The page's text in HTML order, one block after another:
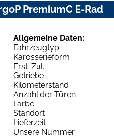
PremiumC E-Rad
Allgemeine Daten:
Fahrzeugtyp
Karosserieform
Erst-Zul.
Getriebe
Kilometerstand
Anzahl der Türen
Farbe
Standort
Lieferzeit
Unsere Nummer